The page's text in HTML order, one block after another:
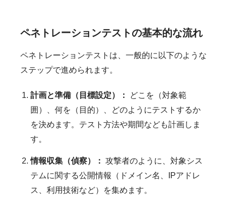
ペネトレーションテストの基本的な流れ
ペネトレーションテストは、一般的に以下のような
ステップで進められます。
計画と準備（目標設定）：
どこを（対象範
囲）、何を（目的）、どのようにテストするか
を決めます。テスト方法や期間なども計画しま
す。
情報収集（偵察）： 攻撃者のように、対象シス
テムに関する公開情報（ドメイン名、IPアドレ
ス、利用技術など）を集めます。